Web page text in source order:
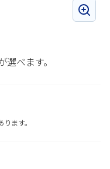
選べます。
ます。